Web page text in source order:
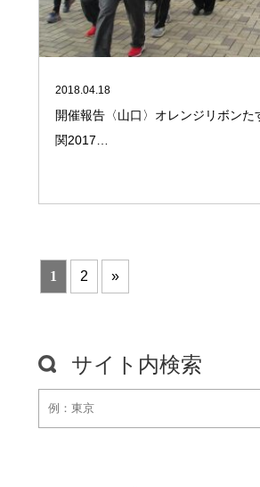
2018.04.18
開催報告〈山口〉オレンジリボンた
関2017…
1 2 »
サイト内検索